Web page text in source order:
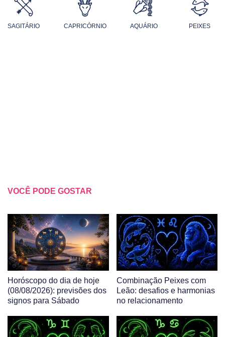
SAGITÁRIO CAPRICÓRNIO AQUÁRIO PEIXES
VOCÊ PODE GOSTAR
Horóscopo do dia de hoje
(08/08/2026): previsões dos
signos para Sábado
Combinação Peixes com
Leão: desafios e harmonias
no relacionamento